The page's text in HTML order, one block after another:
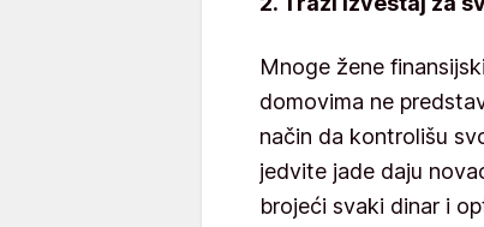
Mnoge žene
domovima ne
način da kontrolišu
jedvite jade daju
brojeći svaki dinar i